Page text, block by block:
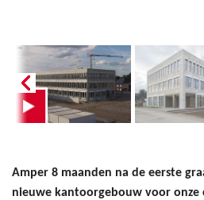
Amper 8 maanden na de eerste
nieuwe kantoorgebouw voor onze